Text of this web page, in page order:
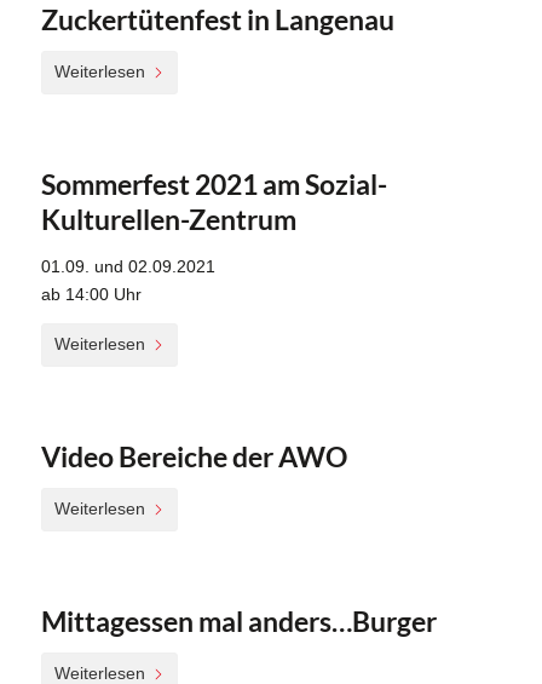
Zuckertütenfest in Langenau
Weiterlesen
Sommerfest 2021 am Sozial-
Kulturellen-Zentrum
01.09. und 02.09.2021
ab 14:00 Uhr
Weiterlesen
Video Bereiche der AWO
Weiterlesen
Mittagessen mal anders…Burger
Weiterlesen